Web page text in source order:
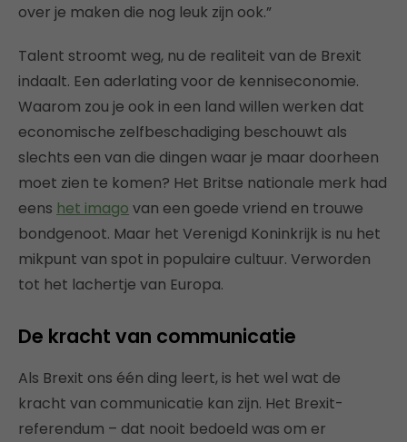
over je maken die nog leuk zijn ook.”
Talent stroomt weg, nu de realiteit van de Brexit
indaalt. Een aderlating voor de kenniseconomie.
Waarom zou je ook in een land willen werken dat
economische zelfbeschadiging beschouwt als
slechts een van die dingen waar je maar doorheen
moet zien te komen? Het Britse nationale merk had
eens het imago van een goede vriend en trouwe
bondgenoot. Maar het Verenigd Koninkrijk is nu het
mikpunt van spot in populaire cultuur. Verworden
tot het lachertje van Europa.
De kracht van communicatie
Als Brexit ons één ding leert, is het wel wat de
kracht van communicatie kan zijn. Het Brexit-
referendum – dat nooit bedoeld was om er